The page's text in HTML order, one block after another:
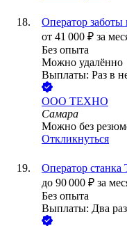
Оператор заботы
от 41 000 ₽ за
Без опыта
Можно удалённо
Выплаты: Раз в
ООО ТЕХНО
Самара
Можно без
Откликнуться
Оператор
до 90 000 ₽ за
Без опыта
Выплаты: Два